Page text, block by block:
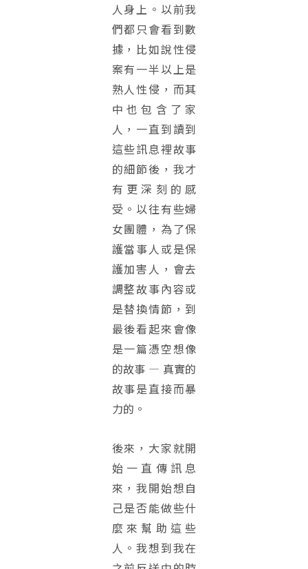
人身上。以前我
們都只會看到數
據，比如說性侵
案有一半以上是
熟人性侵，而其
中也包含了家
人，一直到讀到
這些訊息裡故事
的細節後，我才
有更深刻的感
受。以往有些婦
女團體，為了保
護當事人或是保
護加害人，會去
調整故事內容或
是替換情節，到
最後看起來會像
是一篇憑空想像
的故事 — 真實的
故事是直接而暴
力的。
後來，大家就開
始一直傳訊息
來，我開始想自
己是否能做些什
麼來幫助這些
人。我想到我在